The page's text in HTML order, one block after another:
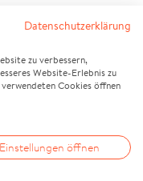
Datenschutzerklärung
zu verbessern,
Website-Erlebnis zu
Cookies öffnen
Einstellungen öffnen